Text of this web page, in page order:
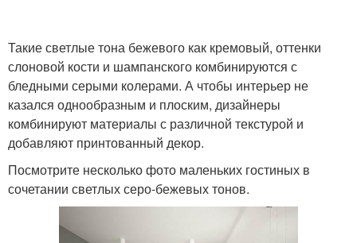
Такие светлые тона бежевого как кремовый, оттенки
слоновой кости и шампанского комбинируются с
бледными серыми колерами. А чтобы интерьер не
казался однообразным и плоским, дизайнеры
комбинируют материалы с различной текстурой и
добавляют принтованный декор.
Посмотрите несколько фото маленьких гостиных в
сочетании светлых серо-бежевых тонов.